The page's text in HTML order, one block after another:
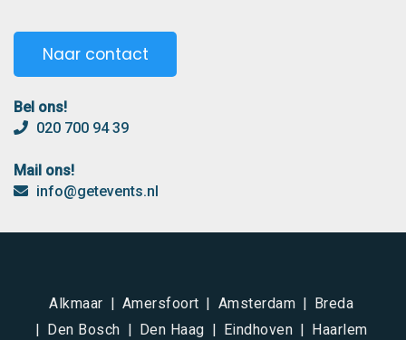
Naar contact
Bel ons!
020 700 94 39
Mail ons!
info@getevents.nl
Alkmaar Amersfoort Amsterdam
Breda
Den Bosch
Den Haag Eindhoven
Haarlem